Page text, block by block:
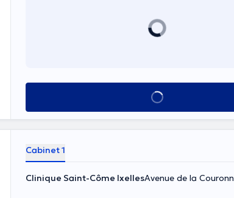
Voir tout
Cabinet 1
Clinique Saint-Côme IxellesAvenue de la